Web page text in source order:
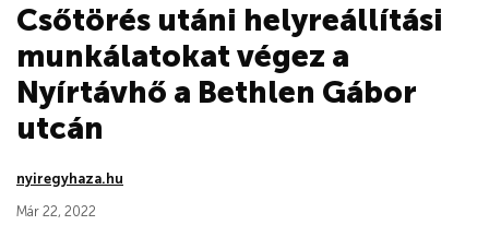
Csőtörés utáni helyreállítási
munkálatokat végez a
Nyírtávhő a Bethlen Gábor
utcán
nyiregyhaza.hu
Már 22, 2022